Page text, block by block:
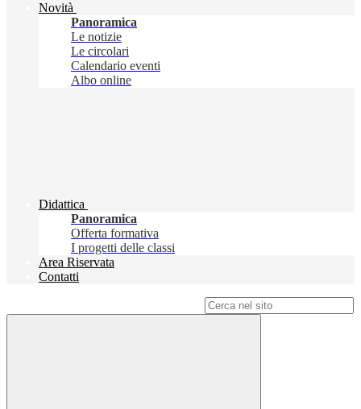
Novità
Panoramica
Le notizie
Le circolari
Calendario eventi
Albo online
Didattica
Panoramica
Offerta formativa
I progetti delle classi
Area Riservata
Contatti